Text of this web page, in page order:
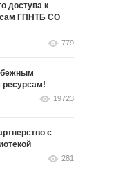
доступа к
ГПНТБ СО
779
19723
с
281